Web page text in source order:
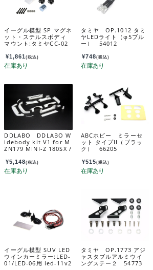
イーグル模型 SP マグネ
ット・ステルスボディ
マウント:タミヤCC-02
¥1,861(税込)
タミヤ OP.1012 タミ
ヤLEDライト（φ5ブル
ー） 54012
¥748(税込)
DDLABO DDLABO W
idebody kit V1 for M
ZN179 MINI-Z 180SX /
キットV1 MZN179 MI
NI-Z 180SX用 DDL-A
R005
¥5,148(税込)
ABCホビー ミラーセ
ット タイプII（ブラッ
ク） 66205
¥515(税込)
イーグル模型 SUV LED
ウインカーミラー:LED-
01/LED-06用 led-11v2
タミヤ OP.1773 アジ
ャスタブルアルミウイ
ングステー２ 54773